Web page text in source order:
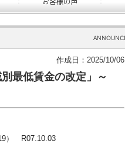
作成日：2025/10/06
最低賃金の改定」～
R07.10.03